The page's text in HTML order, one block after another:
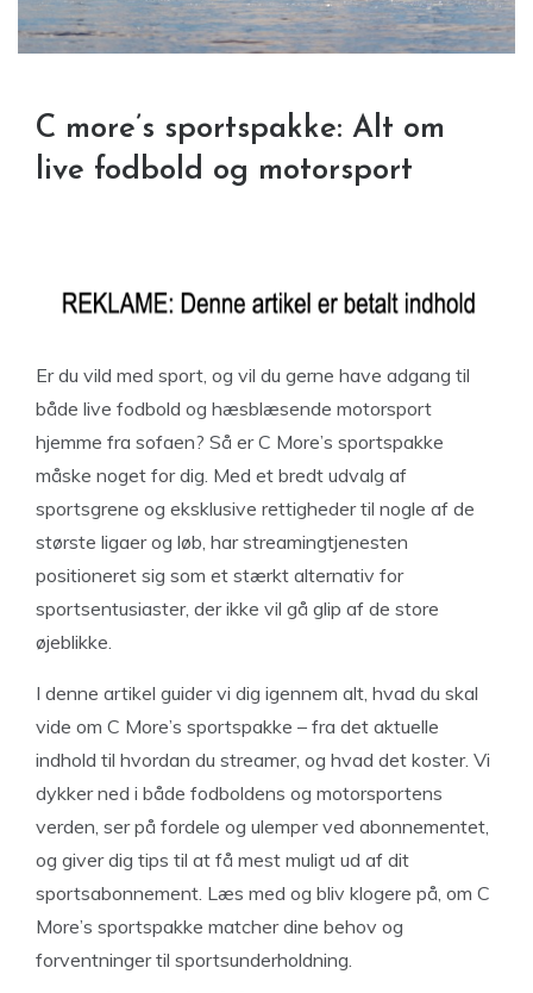
C more’s sportspakke: Alt om
live fodbold og motorsport
Er du vild med sport, og vil du gerne have adgang til
både live fodbold og hæsblæsende motorsport
hjemme fra sofaen? Så er C More’s sportspakke
måske noget for dig. Med et bredt udvalg af
sportsgrene og eksklusive rettigheder til nogle af de
største ligaer og løb, har streamingtjenesten
positioneret sig som et stærkt alternativ for
sportsentusiaster, der ikke vil gå glip af de store
øjeblikke.
I denne artikel guider vi dig igennem alt, hvad du skal
vide om C More’s sportspakke – fra det aktuelle
indhold til hvordan du streamer, og hvad det koster. Vi
dykker ned i både fodboldens og motorsportens
verden, ser på fordele og ulemper ved abonnementet,
og giver dig tips til at få mest muligt ud af dit
sportsabonnement. Læs med og bliv klogere på, om C
More’s sportspakke matcher dine behov og
forventninger til sportsunderholdning.